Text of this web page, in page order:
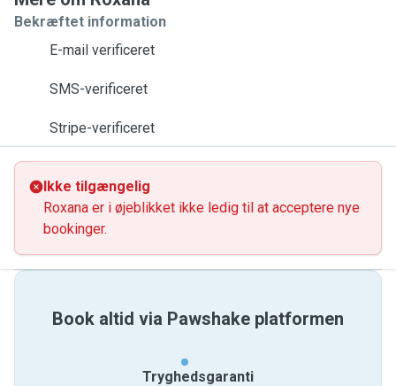
Bekræftet information
E-mail verificeret
SMS-verificeret
Stripe-verificeret
Ikke tilgængelig
Roxana er i øjeblikket ikke ledig til at acceptere nye
bookinger.
Book altid via Pawshake platformen
Tryghedsgaranti